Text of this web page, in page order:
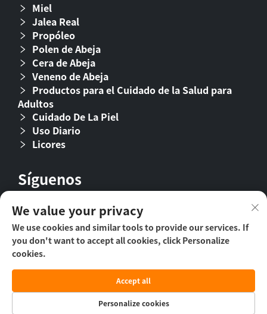
Miel
Jalea Real
Propóleo
Polen de Abeja
Cera de Abeja
Veneno de Abeja
Productos para el Cuidado de la Salud para
Adultos
Cuidado De La Piel
Uso Diario
Licores
Síguenos
Derechos de autor © 2024 Beijing Beehall Biological
Pharmaceutical Co., Ltd. -Política de privacidad
We value your privacy
We use cookies and similar tools to provide our services. If
you don't want to accept all cookies, click Personalize
cookies.
Personalize cookies
Accept all